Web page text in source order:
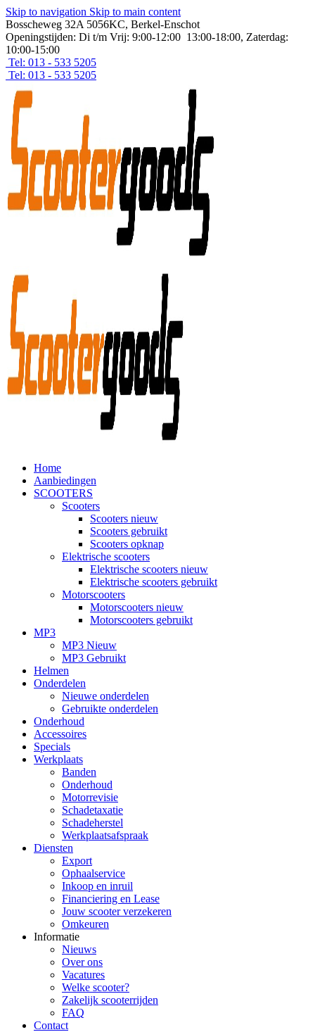
Skip to navigation Skip to main content
Bosscheweg 32A 5056KC, Berkel-Enschot
Openingstijden: Di t/m Vrij: 9:00-12:00 13:00-18:00, Zaterdag:
10:00-15:00
Tel: 013 - 533 5205
Tel: 013 - 533 5205
Home
Aanbiedingen
SCOOTERS
Scooters
Scooters nieuw
Scooters gebruikt
Scooters opknap
Elektrische scooters
Elektrische scooters nieuw
Elektrische scooters gebruikt
Motorscooters
Motorscooters nieuw
Motorscooters gebruikt
MP3
MP3 Nieuw
MP3 Gebruikt
Helmen
Onderdelen
Nieuwe onderdelen
Gebruikte onderdelen
Onderhoud
Accessoires
Specials
Werkplaats
Banden
Onderhoud
Motorrevisie
Schadetaxatie
Schadeherstel
Werkplaatsafspraak
Diensten
Export
Ophaalservice
Inkoop en inruil
Financiering en Lease
Jouw scooter verzekeren
Omkeuren
Informatie
Nieuws
Over ons
Vacatures
Welke scooter?
Zakelijk scooterrijden
FAQ
Contact